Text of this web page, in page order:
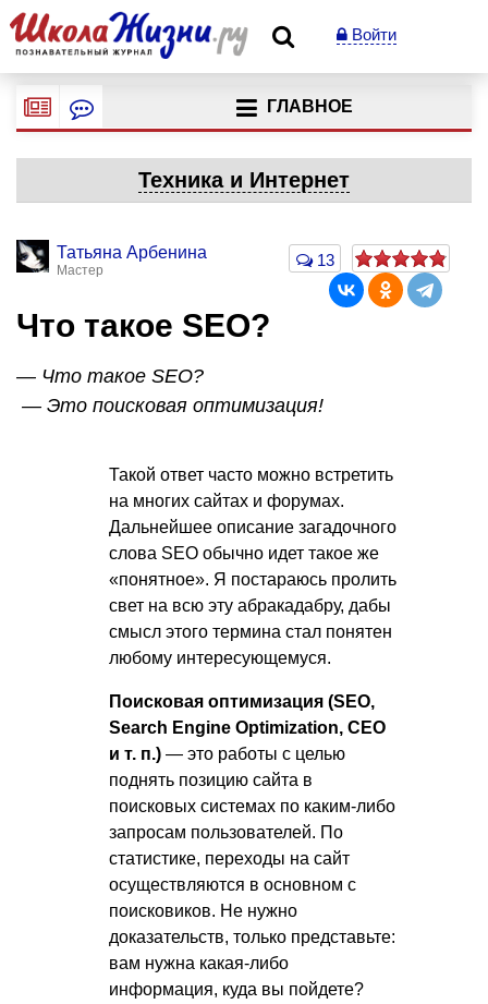
Войти
ГЛАВНОЕ
Техника и Интернет
Татьяна Арбенина
Мастер
13
Что такое SEO?
— Что такое SEO?
— Это поисковая оптимизация!
Такой ответ часто можно встретить
на многих сайтах и форумах.
Дальнейшее описание загадочного
слова SEO обычно идет такое же
«понятное». Я постараюсь пролить
свет на всю эту абракадабру, дабы
смысл этого термина стал понятен
любому интересующемуся.
Поисковая оптимизация (SEO,
Search Engine Optimization, СЕО
и т. п.) — это работы с целью
поднять позицию сайта в
поисковых системах по каким-либо
запросам пользователей. По
статистике, переходы на сайт
осуществляются в основном с
поисковиков. Не нужно
доказательств, только представьте:
вам нужна какая-либо
информация, куда вы пойдете?